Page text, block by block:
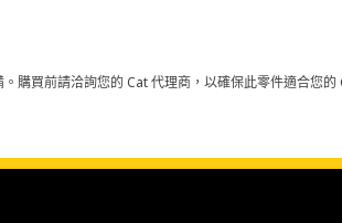
購買前請洽詢您的 Cat 代理商，以確保此零件適合您